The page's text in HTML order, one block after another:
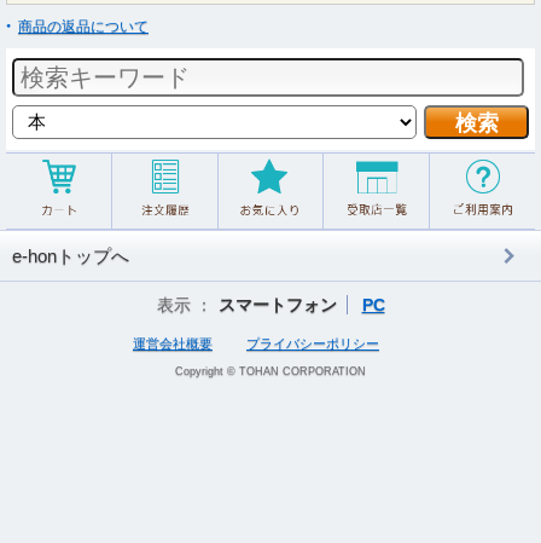
商品の返品について
e-honトップへ
表示 ： スマートフォン PC
運営会社概要 プライバシーポリシー
Copyright © TOHAN CORPORATION